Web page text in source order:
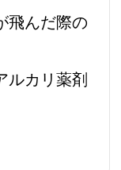
飛んだ際の
ルカリ薬剤